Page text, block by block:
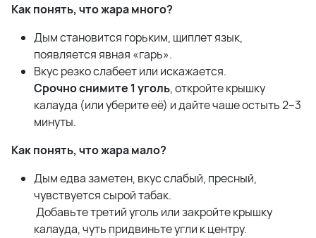
Как понять, что жара много?
Дым становится горьким, щиплет язык,
появляется явная «гарь».
Вкус резко слабеет или искажается.
Срочно снимите 1 уголь, откройте крышку
калауда (или уберите её) и дайте чаше остыть 2–3
минуты.
Как понять, что жара мало?
Дым едва заметен, вкус слабый, пресный,
чувствуется сырой табак.
Добавьте третий уголь или закройте крышку
калауда, чуть придвиньте угли к центру.